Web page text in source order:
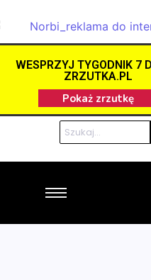
WESPRZYJ TYGODNIK 7
ZRZUTKA.PL